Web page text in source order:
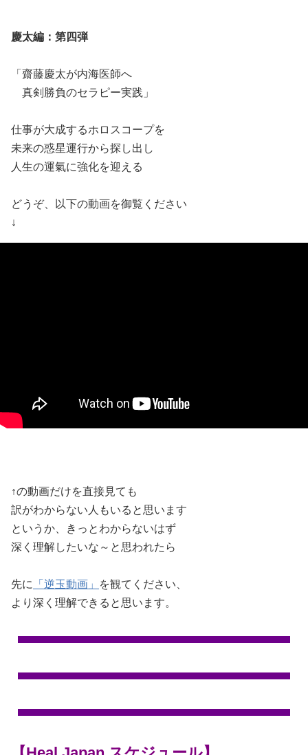
慶太編：第四弾
「齋藤慶太が内海医師へ
真剣勝負のセラピー実践」
仕事が大成するホロスコープを
未来の惑星運行から探し出し
人生の運氣に強化を迎える
どうぞ、以下の動画を御覧ください
↓
↑の動画だけを直接見ても
訳がわからない人もいると思います
というか、きっとわからないはず
深く理解したいな～と思われたら
先に 「逆玉動画」
を観てください、
より深く理解できると思います。